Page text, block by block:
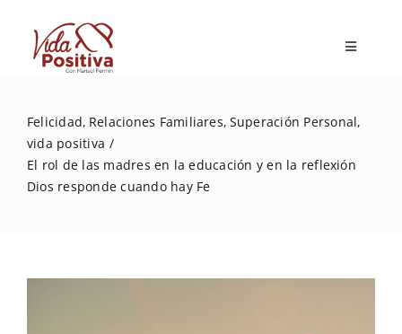
content
Toggle
Felicidad Relaciones Familiares Superación Personal
vida positiva
El rol de las madres en la educación y en la reflexión
Dios responde cuando hay Fe